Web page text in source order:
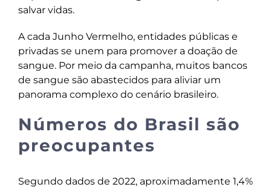
salvar vidas.
A cada Junho Vermelho, entidades públicas e
privadas se unem para promover a doação de
sangue. Por meio da campanha, muitos bancos
de sangue são abastecidos para aliviar um
panorama complexo do cenário brasileiro.
Números do Brasil são
preocupantes
Segundo dados de 2022, aproximadamente 1,4%